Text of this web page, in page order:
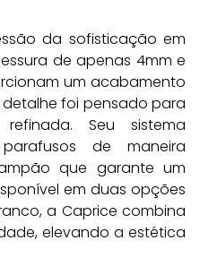
da sofisticação em
de apenas 4mm e
um acabamento
foi pensado para
Seu sistema
de maneira
que garante um
em duas opções
a Caprice combina
elevando a estética